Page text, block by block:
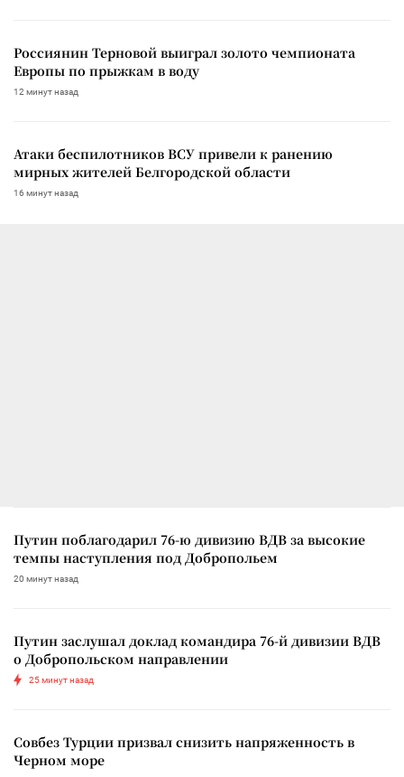
Россиянин Терновой выиграл золото чемпионата
Европы по прыжкам в воду
12 минут назад
Атаки беспилотников ВСУ привели к ранению
мирных жителей Белгородской области
16 минут назад
Путин поблагодарил 76-ю дивизию ВДВ за высокие
темпы наступления под Добропольем
20 минут назад
Путин заслушал доклад командира 76-й дивизии ВДВ
о Добропольском направлении
25 минут назад
Совбез Турции призвал снизить напряженность в
Черном море